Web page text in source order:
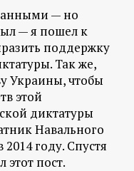
— но
— я пошел к
поддержку
Так же,
Украины, чтобы
этой
диктатуры
Навального
году. Спустя
этот пост.